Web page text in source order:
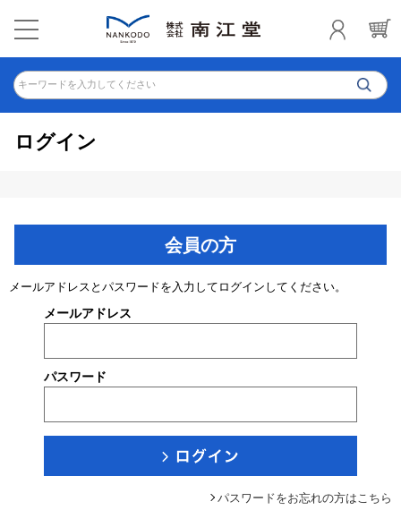
キーワードを入力してください
ログイン
会員の方
メールアドレスとパスワードを入力してログインしてください。
メールアドレス
パスワード
パスワードをお忘れの方はこちら